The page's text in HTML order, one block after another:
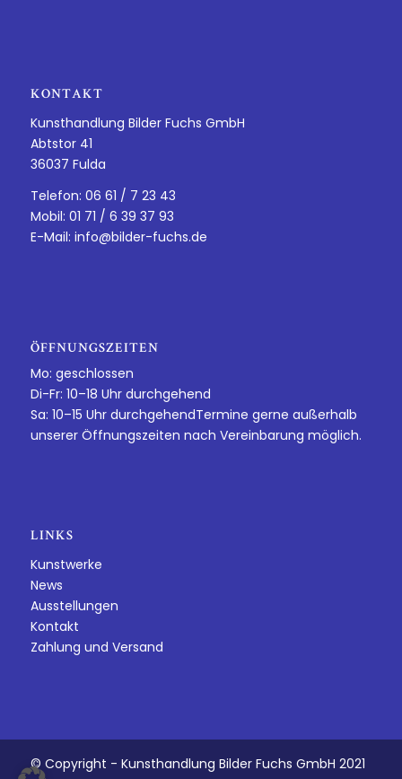
KONTAKT
Kunsthandlung Bilder Fuchs GmbH
Abtstor 41
36037 Fulda
Telefon: 06 61 / 7 23 43
Mobil: 01 71 / 6 39 37 93
E-Mail: info@bilder-fuchs.de
ÖFFNUNGSZEITEN
Mo: geschlossen
Di-Fr: 10–18 Uhr durchgehend
Sa: 10–15 Uhr durchgehendTermine gerne außerhalb
unserer Öffnungszeiten nach Vereinbarung möglich.
LINKS
Kunstwerke
News
Ausstellungen
Kontakt
Zahlung und Versand
© Copyright - Kunsthandlung Bilder Fuchs GmbH 2021